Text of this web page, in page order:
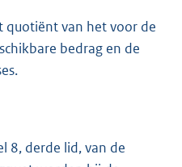
quotiënt van het voor de
bedrag en de
8, derde lid, van de